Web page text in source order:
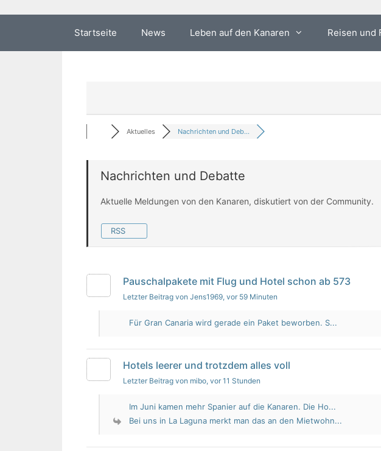
Startseite News Leben auf den Kanaren Reisen und
Aktuelles Nachrichten und Deb...
Nachrichten und Debatte
Aktuelle Meldungen von den Kanaren, diskutiert von der Community.
RSS
Pauschalpakete mit Flug und Hotel schon ab 573
Letzter Beitrag von Jens1969, vor 59 Minuten
Für Gran Canaria wird gerade ein Paket beworben. S...
Hotels leerer und trotzdem alles voll
Letzter Beitrag von mibo, vor 11 Stunden
Im Juni kamen mehr Spanier auf die Kanaren. Die Ho...
Bei uns in La Laguna merkt man das an den Mietwohn...